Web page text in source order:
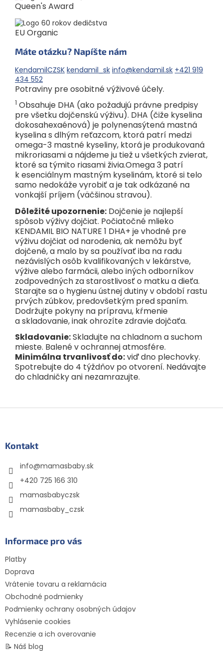
Queen's Award
EU Organic
Máte otázku? Napíšte nám
KendamilCZSK kendamil_sk info@kendamil.sk +421 919
434 552
Potraviny pre osobitné výživové účely.
1 Obsahuje DHA (ako požadujú právne predpisy
pre všetku dojčenskú výživu). DHA (čiže kyselina
dokosahexaénová) je polynenasýtená mastná
kyselina s dlhým reťazcom, ktorá patrí medzi
omega-3 mastné kyseliny, ktorá je produkovaná
mikroriasami a nájdeme ju tiež u všetkých zvierat,
ktoré sa týmito riasami živia.Omega 3 patrí
k esenciálnym mastným kyselinám, ktoré si telo
samo nedokáže vyrobiť a je tak odkázané na
vonkajší príjem (väčšinou stravou).
Dôležité upozornenie: Dojčenie je najlepší
spôsob výživy dojčiat. Počiatočné mlieko
KENDAMIL BIO NATURE 1 DHA+ je vhodné pre
výživu dojčiat od narodenia, ak nemôžu byť
dojčené, a malo by sa používať iba na radu
nezávislých osôb kvalifikovaných v lekárstve,
výžive alebo farmácii, alebo iných odborníkov
zodpovedných za starostlivosť o matku a dieťa.
Starajte sa o hygienu ústnej dutiny v období rastu
prvých zúbkov, predovšetkým pred spaním.
Dodržujte pokyny na prípravu, kŕmenie
a skladovanie, inak ohrozíte zdravie dojčaťa.
Skladovanie:Skladujte na chladnom a suchom
mieste. Balené v ochrannej atmosfére.
Minimálna trvanlivosť do:viď dno plechovky.
Spotrebujte do 4 týždňov po otvorení. Nedávajte
do chladničky ani nezamrazujte.
Kontakt
info@mamasbaby.sk
+420 725 166 310
mamasbabyczsk
mamasbaby_czsk
Informace pro vás
Platby
Doprava
Vrátenie tovaru a reklamácia
Obchodné podmienky
Podmienky ochrany osobných údajov
Vyhlásenie cookies
Recenzie a ich overovanie
📝 Náš blog